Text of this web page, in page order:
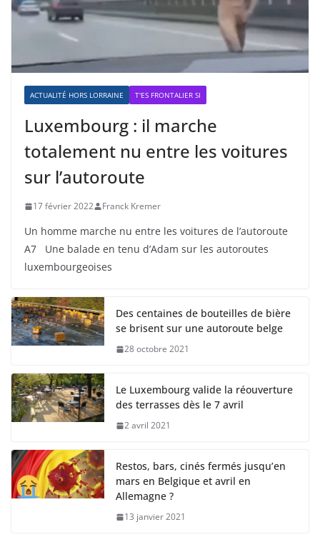
ACTUALITÉ HORS LORRAINE T'ES FRONTALIER SI
Luxembourg : il marche
totalement nu entre les voitures
sur l’autoroute
17 février 2022 Franck Kremer
Un homme marche nu entre les voitures de l’autoroute
A7 Une balade en tenu d’Adam sur les autoroutes
luxembourgeoises
Des centaines de bouteilles de bière
se brisent sur une autoroute belge
28 octobre 2021
Le Luxembourg valide la réouverture
des terrasses dès le 7 avril
2 avril 2021
Restos, bars, cinés fermés jusqu’en
mars en Belgique et avril en
Allemagne ?
13 janvier 2021